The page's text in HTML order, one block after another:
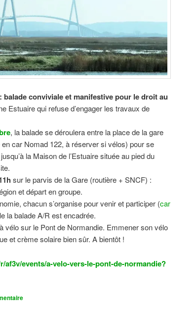
conviviale et manifestivepour le droit au
Estuaire qui refuse d’engager les travaux de
, la balade se déroulera entre la place de la gare
car Nomad 122, à réserver si vélos) pour se
la Maison de l’Estuaire située au pied du
sur le parvis de la Gare (routière + SNCF) :
et départ en groupe.
chacun s’organise pour venir et participer (car
la balade A/R est encadrée.
vélo sur le Pont de Normandie. Emmener son vélo
et crème solaire bien sûr. A bientôt !
af3v/events/a-velo-vers-le-pont-de-normandie?